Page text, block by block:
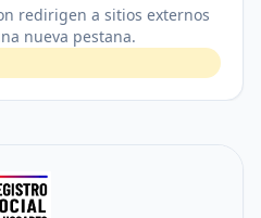
redirigen a sitios externos
nueva pestana.